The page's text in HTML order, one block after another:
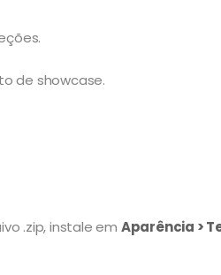
de showcase.
.zip, instale em Aparência >